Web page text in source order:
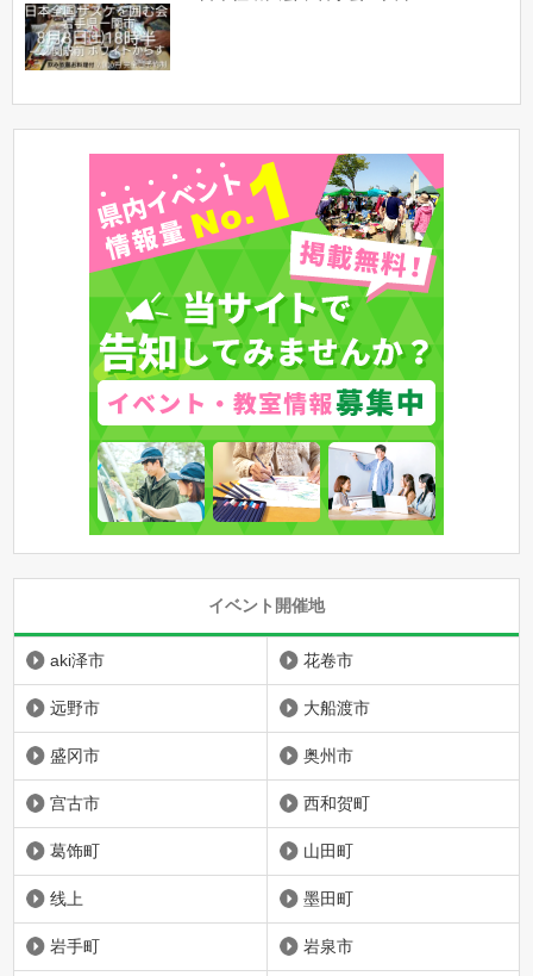
イベント開催地
aki泽市 花卷市
远野市 大船渡市
盛冈市 奥州市
宫古市 西和贺町
葛饰町 山田町
线上 墨田町
岩手町 岩泉市